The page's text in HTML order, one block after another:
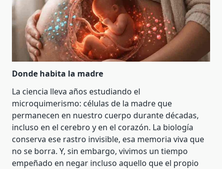
Donde habita la madre
La ciencia lleva años estudiando el
microquimerismo: células de la madre que
permanecen en nuestro cuerpo durante décadas,
incluso en el cerebro y en el corazón. La biología
conserva ese rastro invisible, esa memoria viva que
no se borra. Y, sin embargo, vivimos un tiempo
empeñado en negar incluso aquello que el propio